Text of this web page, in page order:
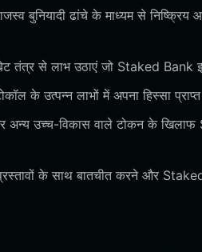
बुनियादी ढांचे के माध्यम से
तंत्र से लाभ उठाएं जो Staked Bank
के उत्पन्न लाभों में अपना हिस्सा
अन्य उच्च-विकास वाले टोकन के खिलाफ
के साथ बातचीत करने और